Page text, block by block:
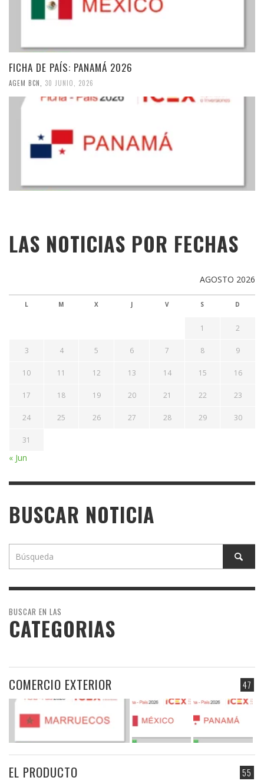
FICHA DE PAÍS: PANAMÁ 2026
AGEM BCN 30 JUNIO, 2026
LAS NOTICIAS POR FECHAS
AGOSTO 2026
L M X J V S D
1 2
3 4 5 6 7 8 9
10 11 12 13 14 15 16
17 18 19 20 21 22 23
24 25 26 27 28 29 30
31
« Jun
BUSCAR NOTICIA
BUSCAR EN LAS
CATEGORIAS
47
COMERCIO EXTERIOR
55
EL PRODUCTO